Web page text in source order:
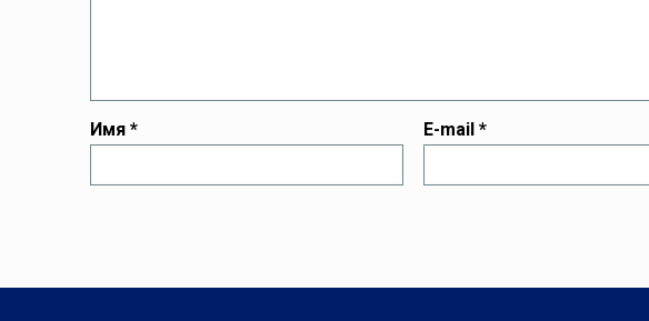
Имя* E-mail*